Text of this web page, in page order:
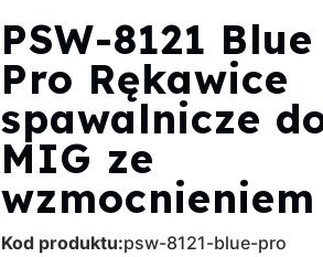
PSW-8121 Blue
Pro Rękawice
spawalnicze
MIG ze
wzmocnieniem
Kod produktu:psw-8121-blue-pro